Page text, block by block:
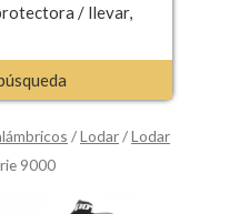
/ llevar,
/Lodar/Lodar
9000